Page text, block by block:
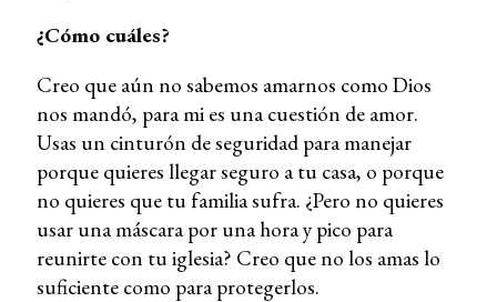
¿Cómo cuáles?
Creo que aún no sabemos amarnos como Dios
nos mandó, para mi es una cuestión de amor.
Usas un cinturón de seguridad para manejar
porque quieres llegar seguro a tu casa, o porque
no quieres que tu familia sufra. ¿Pero no quieres
usar una máscara por una hora y pico para
reunirte con tu iglesia? Creo que no los amas lo
suficiente como para protegerlos.